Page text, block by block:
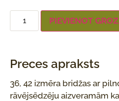
PIEVIENOT
Preces apraksts
36, 42 izmēra bridžas ar
rāvējsēdzēju aizveramām